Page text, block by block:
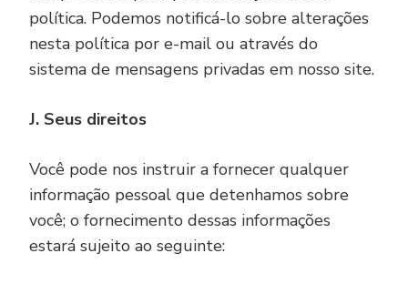
política. Podemos notificá-lo sobre alterações
nesta política por e-mail ou através do
sistema de mensagens privadas em nosso site.
J. Seus direitos
Você pode nos instruir a fornecer qualquer
informação pessoal que detenhamos sobre
você; o fornecimento dessas informações
estará sujeito ao seguinte: